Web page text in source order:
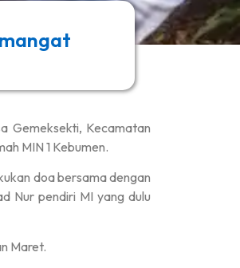
Gemeksekti, Kecamatan
MIN 1 Kebumen.
doa bersama dengan
Nur pendiri MI yang dulu
Maret.